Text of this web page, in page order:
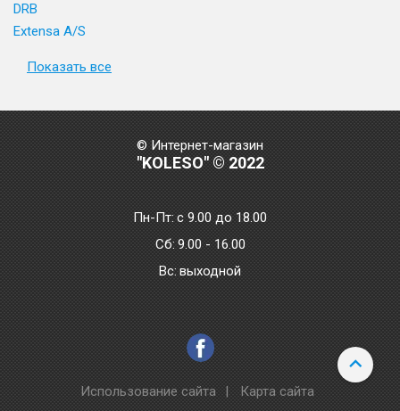
DRB
Extensa A/S
Показать все
© Интернет-магазин
"KOLESO" © 2022
Пн-Пт:с 9.00 до 18.00
Сб: 9.00 - 16.00
Bc: выходной
Использование сайта | Карта сайта